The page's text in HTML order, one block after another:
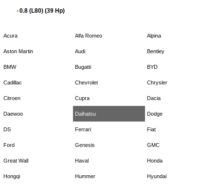
0.8 (L80) (39 Hp)
Acura Alfa Romeo Alpina
Aston Martin Audi Bentley
BMW Bugatti BYD
Cadillac Chevrolet Chrysler
Citroen Cupra Dacia
Daewoo Daihatsu Dodge
DS Ferrari Fiat
Ford Genesis GMC
Great Wall Haval Honda
Hongqi Hummer Hyundai